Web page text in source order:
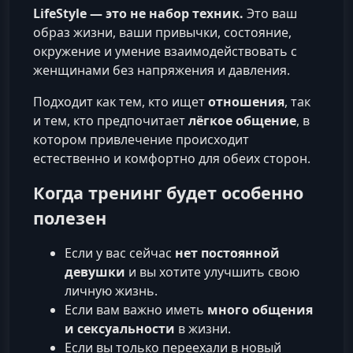
LifeStyle — это не набор техник. Это ваш
образ жизни, ваши привычки, состояние,
окружение и умение взаимодействовать с
женщинами без напряжения и давления.
Подходит как тем, кто ищетотношения, так
и тем, кто предпочитаетлёгкое общение, в
котором привлечение происходит
естественно и комфортно для обеих сторон.
Когда тренинг будет особенно
полезен
Если у вас сейчас нет постоянной
девушки и вы хотите улучшить свою
личную жизнь.
Если вам важно иметь много общения
и сексуальности в жизни.
Если вы только переехали в новый